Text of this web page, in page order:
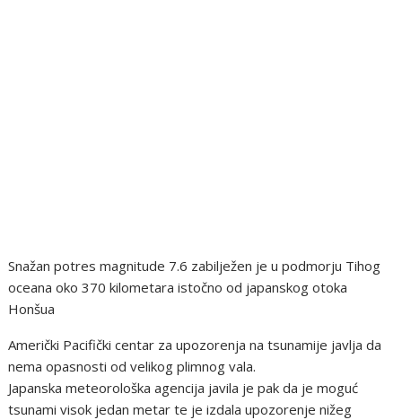
Snažan potres magnitude 7.6 zabilježen je u podmorju Tihog
oceana oko 370 kilometara istočno od japanskog otoka
Honšua
Američki Pacifički centar za upozorenja na tsunamije javlja da
nema opasnosti od velikog plimnog vala.
Japanska meteorološka agencija javila je pak da je moguć
tsunami visok jedan metar te je izdala upozorenje nižeg